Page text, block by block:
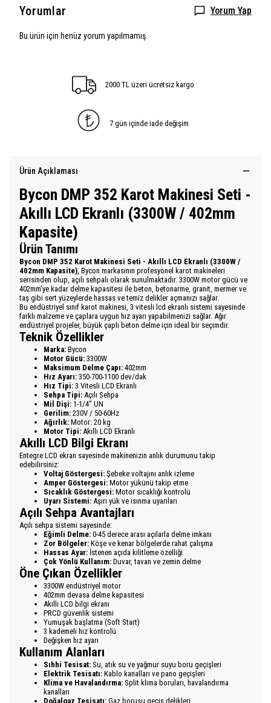
Yorumlar Yorum Yap
Bu ürün için henüz yorum yapılmamış.
2000 TL üzeri ücretsiz kargo
7 gün içinde iade değişim
Ürün Açıklaması
Bycon DMP 352 Karot Makinesi Seti -
Akıllı LCD Ekranlı (3300W / 402mm
Kapasite)
Ürün Tanımı
Bycon DMP 352 Karot Makinesi Seti - Akıllı LCD Ekranlı (3300W /
402mm Kapasite), Bycon markasının profesyonel karot makineleri
serisinden olup, açılı sehpalı olarak sunulmaktadır. 3300W motor gücü ve
402mm'ye kadar delme kapasitesi ile beton, betonarme, granit, mermer ve
taş gibi sert yüzeylerde hassas ve temiz delikler açmanızı sağlar.
Bu endüstriyel sınıf karot makinesi, 3 vitesli lcd ekranlı sistemi sayesinde
farklı malzeme ve çaplara uygun hız ayarı yapabilmenizi sağlar. Ağır
endüstriyel projeler, büyük çaplı beton delme için ideal bir seçimdir.
Teknik Özellikler
Marka: Bycon
Motor Gücü: 3300W
Maksimum Delme Çapı: 402mm
Hız Ayarı: 350-700-1100 dev/dak
Hız Tipi: 3 Vitesli LCD Ekranlı
Sehpa Tipi: Açılı Sehpa
Mil Dişi: 1-1/4" UN
Gerilim: 230V / 50-60Hz
Ağırlık: Motor: 20 kg
Motor Tipi: Akıllı LCD Ekranlı
Akıllı LCD Bilgi Ekranı
Entegre LCD ekran sayesinde makinenizin anlık durumunu takip
edebilirsiniz:
Voltaj Göstergesi: Şebeke voltajını anlık izleme
Amper Göstergesi: Motor yükünü takip etme
Sıcaklık Göstergesi: Motor sıcaklığı kontrolü
Uyarı Sistemi: Aşırı yük ve ısınma uyarıları
Açılı Sehpa Avantajları
Açılı sehpa sistemi sayesinde:
Eğimli Delme: 0-45 derece arası açılarla delme imkanı
Zor Bölgeler: Köşe ve kenar bölgelerde rahat çalışma
Hassas Ayar: İstenen açıda kilitleme özelliği
Çok Yönlü Kullanım: Duvar, tavan ve zemin delme
Öne Çıkan Özellikler
3300W endüstriyel motor
402mm devasa delme kapasitesi
Akıllı LCD bilgi ekranı
PRCD güvenlik sistemi
Yumuşak başlatma (Soft Start)
3 kademeli hız kontrolü
Değişken hız ayarı
Kullanım Alanları
Sıhhi Tesisat: Su, atık su ve yağmur suyu boru geçişleri
Elektrik Tesisatı: Kablo kanalları ve pano geçişleri
Klima ve Havalandırma: Split klima boruları, havalandırma
kanalları
Doğalgaz Tesisatı: Gaz borusu geçiş delikleri